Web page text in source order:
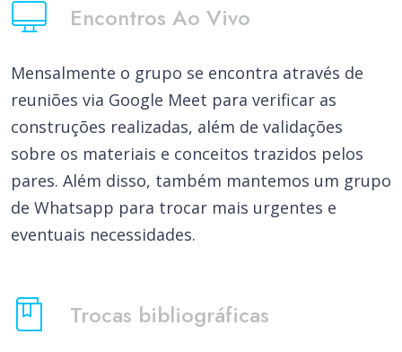
Encontros Ao Vivo
Mensalmente o grupo se encontra através de
reuniões via Google Meet para verificar as
construções realizadas, além de validações
sobre os materiais e conceitos trazidos pelos
pares. Além disso, também mantemos um grupo
de Whatsapp para trocar mais urgentes e
eventuais necessidades.
Trocas bibliográficas